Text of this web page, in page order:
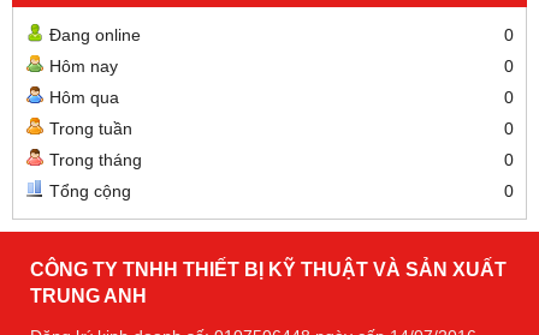
Đang online
0
Hôm nay
0
Hôm qua
0
Trong tuần
0
Trong tháng
0
Tổng cộng
0
CÔNG TY TNHH THIẾT BỊ KỸ THUẬT VÀ SẢN XUẤT
TRUNG ANH